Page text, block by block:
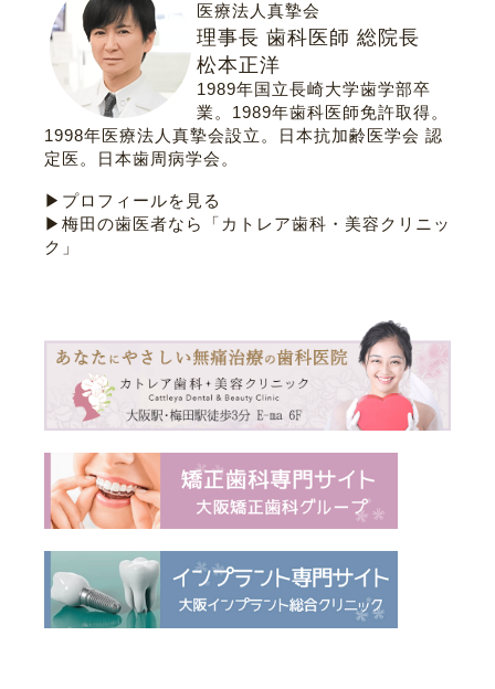
医療法人真摯会
理事長 歯科医師 総院長
松本正洋
1989年国立長崎大学歯学部卒
業。1989年歯科医師免許取得。
1998年医療法人真摯会設立。
日本抗加齢医学会 認
定医 。 日本歯周病学会 。
▶プロフィールを見る
▶梅田の歯医者なら「カトレア歯科・美容クリニッ
ク」